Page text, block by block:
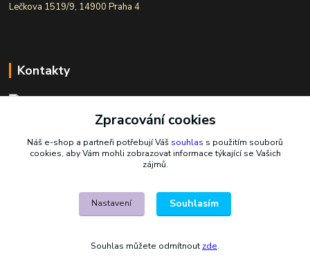
Lečkova 1519/9, 14900 Praha 4
Kontakty
Ivana Šiková
+420 607 146 238
Po-Pá, 8-18 hod.
Zpracování cookies
Náš e-shop a partneři potřebují Váš souhlas s použitím souborů
cookies, aby Vám mohli zobrazovat informace týkající se Vašich
zájmů.
Nastavení Souhlasím
Souhlas můžete odmítnout zde.